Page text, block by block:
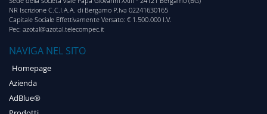
NR Iscrizione C.C.I.A.A. di Bergamo P.Iva 02241630165
Capitale Sociale Effettivamente Versato: € 1.500.000 I.V.
Pec: azotal@azotal.telecompec.it
NAVIGA NEL SITO
Homepage
Azienda
AdBlue®